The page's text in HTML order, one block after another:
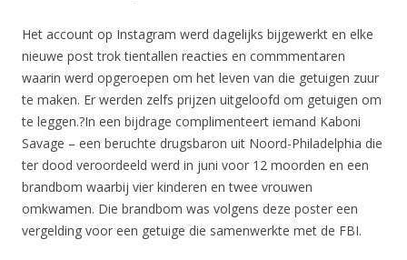
Het account op Instagram werd dagelijks bijgewerkt en elke
nieuwe post trok tientallen reacties en commmentaren
waarin werd opgeroepen om het leven van die getuigen zuur
te maken. Er werden zelfs prijzen uitgeloofd om getuigen om
te leggen.?In een bijdrage complimenteert iemand Kaboni
Savage – een beruchte drugsbaron uit Noord-Philadelphia die
ter dood veroordeeld werd in juni voor 12 moorden en een
brandbom waarbij vier kinderen en twee vrouwen
omkwamen. Die brandbom was volgens deze poster een
vergelding voor een getuige die samenwerkte met de FBI.